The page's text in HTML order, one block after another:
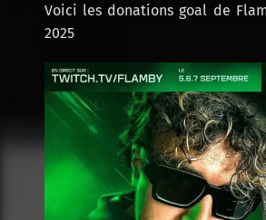
Voici les donations goal de
2025